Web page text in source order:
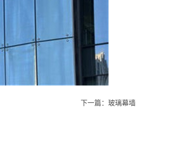
下一篇： 玻璃幕墙